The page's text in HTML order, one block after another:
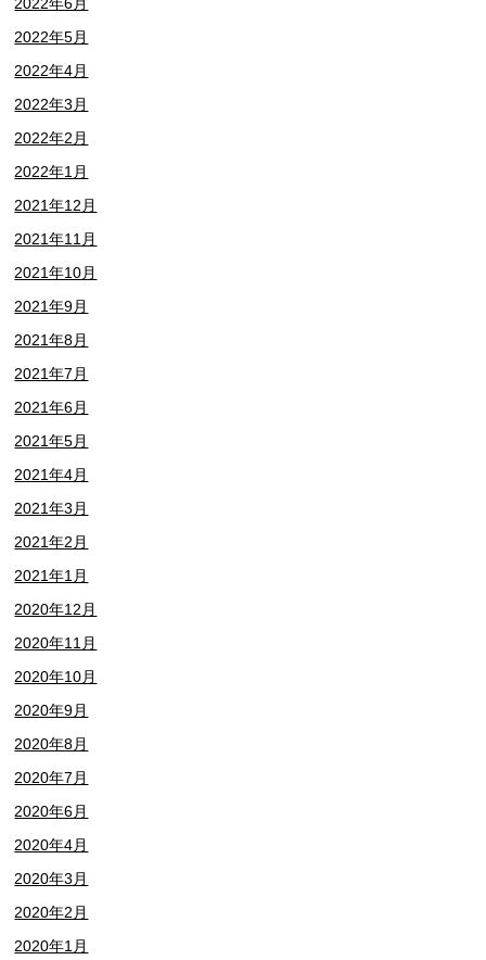
2022年6月
2022年5月
2022年4月
2022年3月
2022年2月
2022年1月
2021年12月
2021年11月
2021年10月
2021年9月
2021年8月
2021年7月
2021年6月
2021年5月
2021年4月
2021年3月
2021年2月
2021年1月
2020年12月
2020年11月
2020年10月
2020年9月
2020年8月
2020年7月
2020年6月
2020年4月
2020年3月
2020年2月
2020年1月